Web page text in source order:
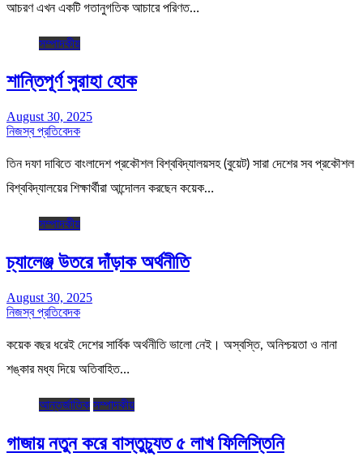
আচরণ এখন একটি গতানুগতিক আচারে পরিণত…
সম্পাদকীয়
শান্তিপূর্ণ সুরাহা হোক
August 30, 2025
নিজস্ব প্রতিবেদক
তিন দফা দাবিতে বাংলাদেশ প্রকৌশল বিশ্ববিদ্যালয়সহ (বুয়েট) সারা দেশের সব প্রকৌশল
বিশ্ববিদ্যালয়ের শিক্ষার্থীরা আন্দোলন করছেন কয়েক…
সম্পাদকীয়
চ্যালেঞ্জ উতরে দাঁড়াক অর্থনীতি
August 30, 2025
নিজস্ব প্রতিবেদক
কয়েক বছর ধরেই দেশের সার্বিক অর্থনীতি ভালো নেই। অস্বস্তি, অনিশ্চয়তা ও নানা
শঙ্কার মধ্য দিয়ে অতিবাহিত…
আন্তর্জাতিক সম্পাদকীয়
গাজায় নতুন করে বাস্তুচ্যুত ৫ লাখ ফিলিস্তিনি